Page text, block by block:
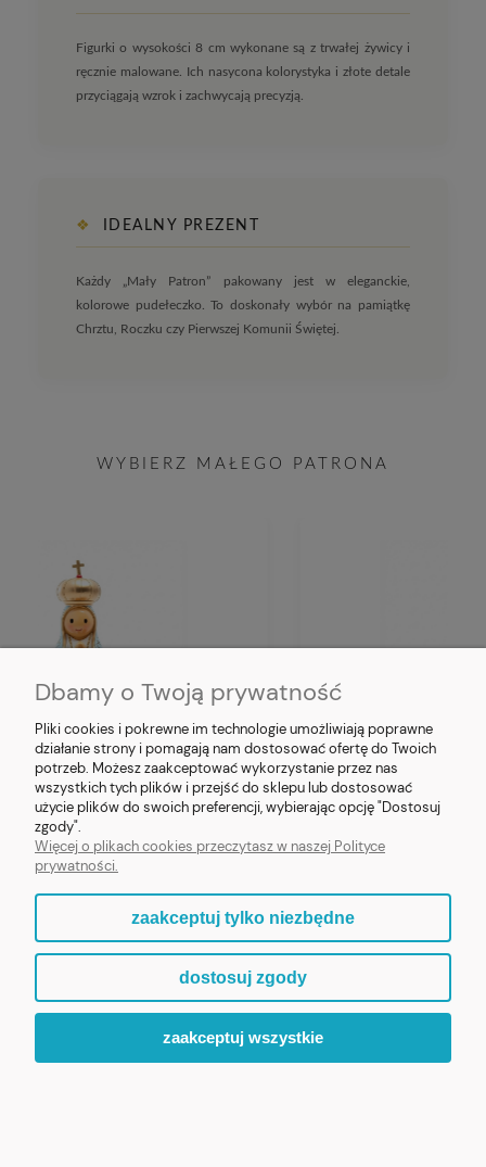
Figurki o wysokości 8 cm wykonane są z trwałej żywicy i
ręcznie malowane. Ich nasycona kolorystyka i złote detale
przyciągają wzrok i zachwycają precyzją.
❖ IDEALNY PREZENT
Każdy „Mały Patron” pakowany jest w eleganckie,
kolorowe pudełeczko. To doskonały wybór na pamiątkę
Chrztu, Roczku czy Pierwszej Komunii Świętej.
WYBIERZ MAŁEGO PATRONA
Figurka MB Fatimska z żywicy 8cm
ZOBACZ WIĘCEJ
❮
Dbamy o Twoją prywatność
Pliki cookies i pokrewne im technologie umożliwiają poprawne
działanie strony i pomagają nam dostosować ofertę do Twoich
potrzeb. Możesz zaakceptować wykorzystanie przez nas
wszystkich tych plików i przejść do sklepu lub dostosować
użycie plików do swoich preferencji, wybierając opcję "Dostosuj
zgody".
Więcej o plikach cookies przeczytasz w naszej Polityce
prywatności.
zaakceptuj tylko niezbędne
dostosuj zgody
zaakceptuj wszystkie